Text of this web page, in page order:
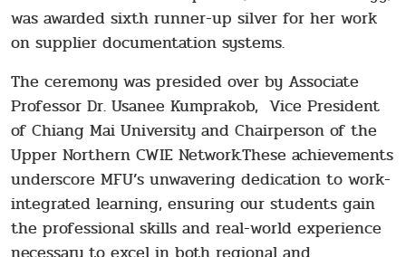
was awarded sixth runner-up silver for her work
on supplier documentation systems.
The ceremony was presided over by Associate
Professor Dr. Usanee Kumprakob, Vice President
of Chiang Mai University and Chairperson of the
Upper Northern CWIE Network.These achievements
underscore MFU’s unwavering dedication to work-
integrated learning, ensuring our students gain
the professional skills and real-world experience